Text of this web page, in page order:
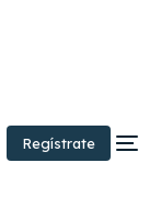
Regístrate